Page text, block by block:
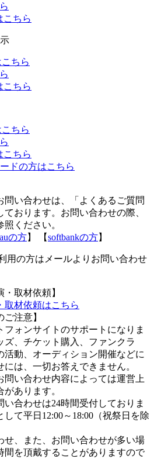
こちら
ちら
こちら
ちら
こちら
ドの方はこちら
問い合わせは、「よくあるご質問
ております。お問い合わせの際、
ください。
auの方】 【softbankの方】
用の方はメールよりお問い合わせ
・取材依頼】
取材依頼はこちら
ご注意】
ォンサイトのサポートになりま
ズ、チケット購入、ファンクラ
活動、オーディション開催などに
は、一切お答えできません。
い合わせ内容によっては運営上
あります。
合わせは24時間受付しておりま
して平日12:00～18:00（祝祭日を除
せ、また、お問い合わせが多い場
間を頂戴することがありますので